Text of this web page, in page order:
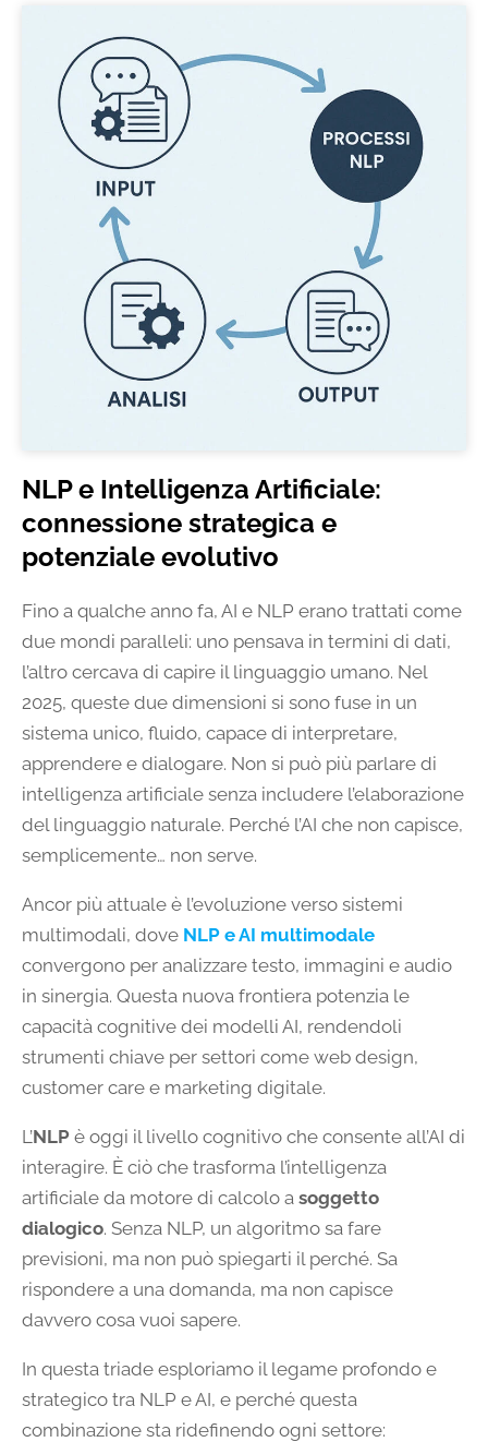
NLP e Intelligenza Artificiale:
connessione strategica e
potenziale evolutivo
Fino a qualche anno fa, AI e NLP erano trattati come
due mondi paralleli: uno pensava in termini di dati,
l’altro cercava di capire il linguaggio umano. Nel
2025, queste due dimensioni si sono fuse in un
sistema unico, fluido, capace di interpretare,
apprendere e dialogare. Non si può più parlare di
intelligenza artificiale senza includere l’elaborazione
del linguaggio naturale. Perché l’AI che non capisce,
semplicemente… non serve.
Ancor più attuale è l’evoluzione verso sistemi
multimodali, dove NLP e AI multimodale
convergono per analizzare testo, immagini e audio
in sinergia. Questa nuova frontiera potenzia le
capacità cognitive dei modelli AI, rendendoli
strumenti chiave per settori come web design,
customer care e marketing digitale.
L’NLP è oggi il livello cognitivo che consente all’AI di
interagire. È ciò che trasforma l’intelligenza
artificiale da motore di calcolo a soggetto
dialogico. Senza NLP, un algoritmo sa fare
previsioni, ma non può spiegarti il perché. Sa
rispondere a una domanda, ma non capisce
davvero cosa vuoi sapere.
In questa triade esploriamo il legame profondo e
strategico tra NLP e AI, e perché questa
combinazione sta ridefinendo ogni settore: